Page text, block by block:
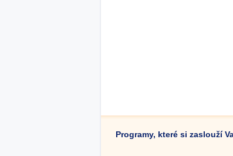
Programy, které si zaslouží